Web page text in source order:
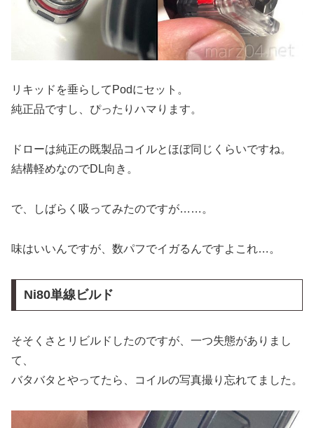
リキッドを垂らしてPodにセット。
純正品ですし、ぴったりハマります。
ドローは純正の既製品コイルとほぼ同じくらいですね。
結構軽めなのでDL向き。
で、しばらく吸ってみたのですが……。
味はいいんですが、数パフでイガるんですよこれ…。
Ni80単線ビルド
そそくさとリビルドしたのですが、一つ失態がありまし
て、
バタバタとやってたら、コイルの写真撮り忘れてました。